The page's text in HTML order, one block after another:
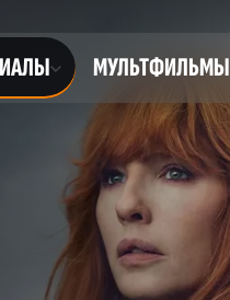
МУЛЬТФИЛЬМЫ